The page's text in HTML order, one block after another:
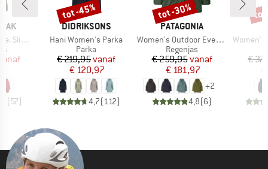
Coat
prijs
(57)
MERK
DIDRIKSONS
Artikel
Hani Women's Parka
Productgroep
Parka
Prijs
€ 219,95Verlaagde prijs
vanaf
€ 120,97
4,7(112)
Korting
tot -45%
MERK
PATAGONIA
Artikel
Women's Outdoor Everyday Rain Jacket
Productgroep
Regenjas
Prijs
€ 259,95Verlaagde prijs
vanaf
€ 181,97
+2
4,8(6)
Korting
tot -30%
Artikel
Women's
€
tot